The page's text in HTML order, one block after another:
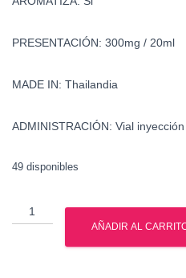
PRESENTACIÓN: 300mg / 20ml
MADE IN: Thailandia
ADMINISTRACIÓN: Vial inyección
49 disponibles
Deca-
Durabolin
AÑADIR AL